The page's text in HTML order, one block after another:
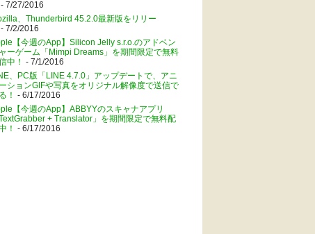
- 7/27/2016
、Thunderbird 45.2.0最新版をリリー
- 7/2/2016
【今週のApp】Silicon Jelly s.r.o.のアドベン
ーゲーム「Mimpi Dreams」を期間限定で無料
中！ - 7/1/2016
、PC版「LINE 4.7.0」アップデートで、アニ
ションGIFや写真をオリジナル解像度で送信で
！ - 6/17/2016
【今週のApp】ABBYYのスキャナアプリ
TextGrabber + Translator」を期間限定で無料配
！ - 6/17/2016